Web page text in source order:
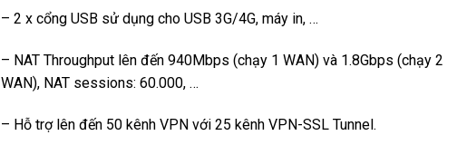
– 2 x cổng USB sử dụng cho USB 3G/4G, máy in, …
– NAT Throughput lên đến 940Mbps (chạy 1 WAN) và 1.8Gbps (chạy 2
WAN), NAT sessions: 60.000, …
– Hỗ trợ lên đến 50 kênh VPN với 25 kênh VPN-SSL Tunnel.